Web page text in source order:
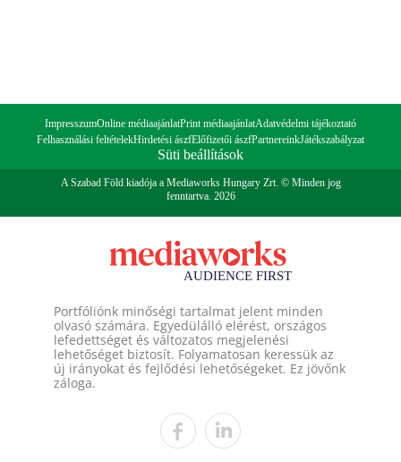
ImpresszumOnline médiaajánlatPrint médiaajánlatAdatvédelmi tájékoztató
Felhasználási feltételekHirdetési ászfElőfizetői ászfPartnereinkJátékszabályzat
Süti beállítások
A Szabad Föld kiadója a Mediaworks Hungary Zrt. © Minden jog
fenntartva. 2026
Portfóliónk minőségi tartalmat jelent minden
olvasó számára. Egyedülálló elérést, országos
lefedettséget és változatos megjelenési
lehetőséget biztosít. Folyamatosan keressük az
új irányokat és fejlődési lehetőségeket. Ez jövőnk
záloga.